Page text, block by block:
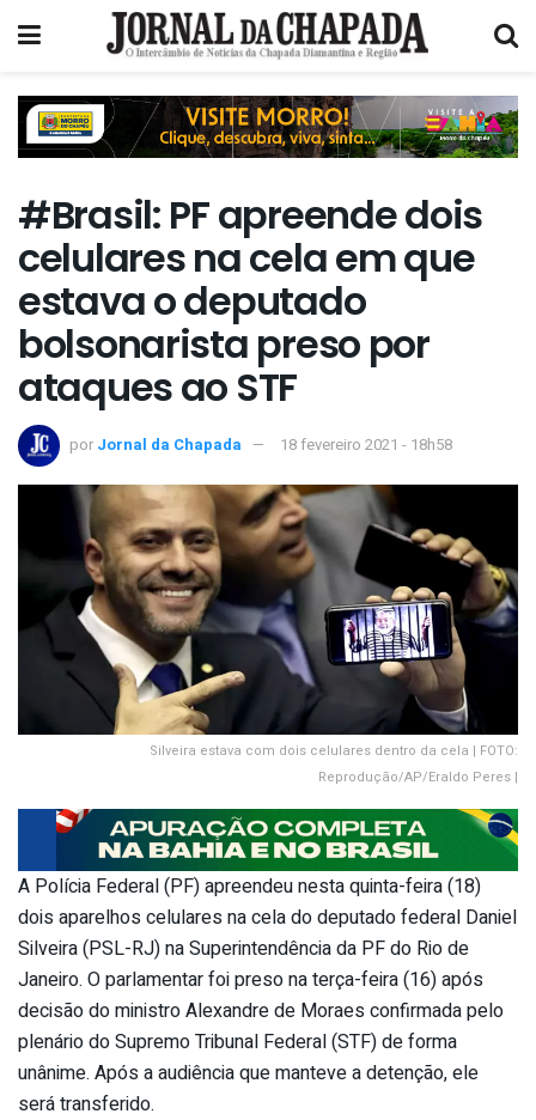
#Brasil: PF apreende dois
celulares na cela em que
estava o deputado
bolsonarista preso por
ataques ao STF
por Jornal da Chapada 18 fevereiro 2021 - 18h58
Silveira estava com dois celulares dentro da cela | FOTO:
Reprodução/AP/Eraldo Peres |
A Polícia Federal (PF) apreendeu nesta quinta-feira (18)
dois aparelhos celulares na cela do deputado federal Daniel
Silveira (PSL-RJ) na Superintendência da PF do Rio de
Janeiro. O parlamentar foi preso na terça-feira (16) após
decisão do ministro Alexandre de Moraes confirmada pelo
plenário do Supremo Tribunal Federal (STF) de forma
unânime. Após a audiência que manteve a detenção, ele
será transferido.